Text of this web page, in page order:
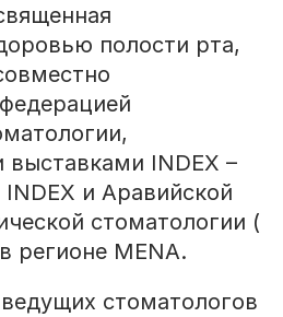
полости рта,
INDEX –
и Аравийской
стоматологии (
регионе MENA.
стоматологов